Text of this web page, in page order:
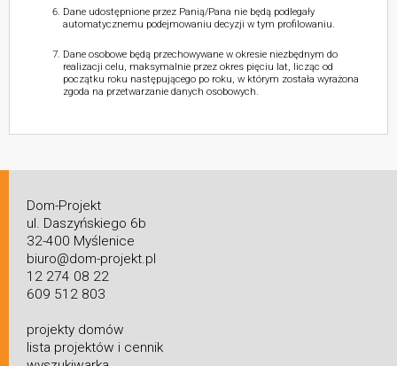
Dane udostępnione przez Panią/Pana nie będą podlegały
automatycznemu podejmowaniu decyzji w tym profilowaniu.
Dane osobowe będą przechowywane w okresie niezbędnym do
realizacji celu, maksymalnie przez okres pięciu lat, licząc od
początku roku następującego po roku, w którym została wyrażona
zgoda na przetwarzanie danych osobowych.
Dom-Projekt
ul. Daszyńskiego 6b
32-400 Myślenice
biuro@dom-projekt.pl
12 274 08 22
609 512 803
projekty domów
lista projektów i cennik